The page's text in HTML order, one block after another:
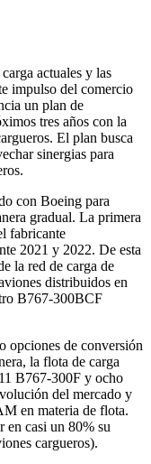
actuales y las
impulso del comercio
un plan de
tres años con la
El plan busca
sinergias para
con Boeing para
gradual. La primera
fabricante
2021 y 2022. De esta
la red de carga de
distribuidos en
B767-300BCF
opciones de conversión
la flota de carga
B767-300F y ocho
del mercado y
en materia de flota.
en casi un 80% su
cargueros).